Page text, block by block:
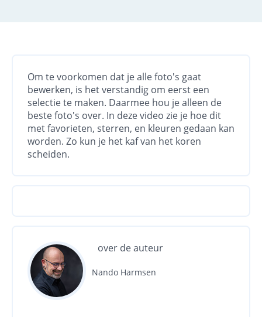
Om te voorkomen dat je alle foto's gaat
bewerken, is het verstandig om eerst een
selectie te maken. Daarmee hou je alleen de
beste foto's over. In deze video zie je hoe dit
met favorieten, sterren, en kleuren gedaan kan
worden. Zo kun je het kaf van het koren
scheiden.
over de auteur
Nando Harmsen